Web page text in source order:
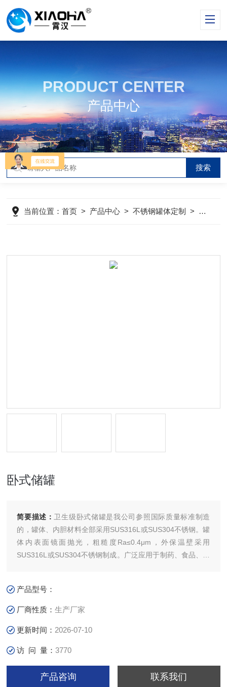
PRODUCT CENTER
产品中心
当前位置：首页 > 产品中心 >不锈钢罐体定制 > 卫生级
卧式储罐
简要描述： 卫生级卧式储罐是我公司参照国际质量标准制造
的，罐体、内胆材料全部采用SUS316L或SUS304不锈钢。罐
体内表面镜面抛光，粗糙度Ra≤0.4μm，外保温壁采用
SUS316L或SUS304不锈钢制成。广泛应用于制药、食品、化
产品型号：
厂商性质：生产厂家
更新时间： 2026-07-10
访 问 量：3770
产品咨询 联系我们